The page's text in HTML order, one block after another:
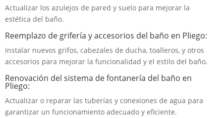
Actualizar los azulejos de pared y suelo para mejorar la
estética del baño.
Reemplazo de grifería y accesorios del baño en Pliego:
Instalar nuevos grifos, cabezales de ducha, toalleros, y otros
accesorios para mejorar la funcionalidad y el estilo del baño.
Renovación del sistema de fontanería del baño en
Pliego:
Actualizar o reparar las tuberías y conexiones de agua para
garantizar un funcionamiento adecuado y eficiente.